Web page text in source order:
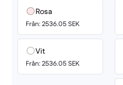
Rosa
Från: 2536.05 SEK
Vit
Från: 2536.05 SEK